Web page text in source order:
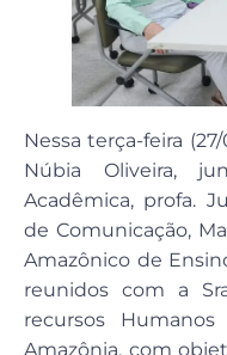
Nessa terça-feira
Núbia Oliveira,
Acadêmica, profa.
de Comunicação,
Amazônico de
reunidos com a
recursos
Amazônia, com